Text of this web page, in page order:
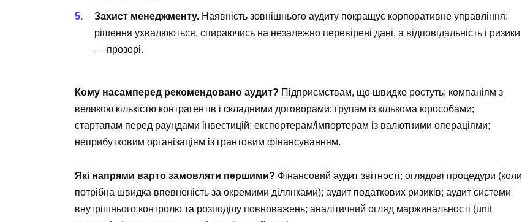
Захист менеджменту. Наявність зовнішнього аудиту покращує корпоративне управління:
рішення ухвалюються, спираючись на незалежно перевірені дані, а відповідальність і ризики
— прозорі.
Кому насамперед рекомендовано аудит? Підприємствам, що швидко ростуть; компаніям з
великою кількістю контрагентів і складними договорами; групам із кількома юрособами;
стартапам перед раундами інвестицій; експортерам/імпортерам із валютними операціями;
неприбутковим організаціям із грантовим фінансуванням.
Які напрями варто замовляти першими? Фінансовий аудит звітності; оглядові процедури (коли
потрібна швидка впевненість за окремими ділянками); аудит податкових ризиків; аудит системи
внутрішнього контролю та розподілу повноважень; аналітичний огляд маржинальності (unit